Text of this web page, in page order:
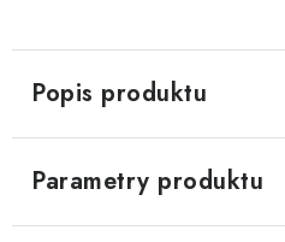
Popis produktu
Parametry produktu